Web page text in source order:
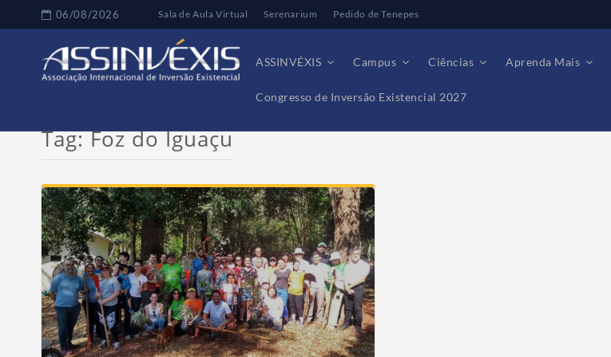
06/08/2026 Sala de Aula Virtual Serenarium Pedido de Tenepes
ASSINVÉXIS Campus Ciências Aprenda Mais
Congresso de Inversão Existencial 2027
Tag:Foz do Iguaçu